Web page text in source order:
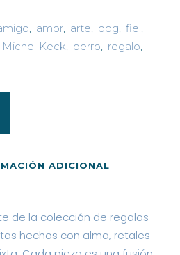
, amor, arte, dog, fiel,
Michel Keck, perro, regalo,
ADICIONAL
de la colección de regalos
hechos con alma, retales